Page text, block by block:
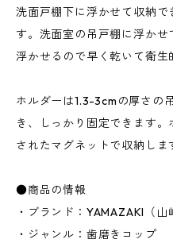
洗面戸棚下に浮かせて収納
す。洗面室の吊戸棚に浮かせ
浮かせるので早く乾いて衛生
ホルダーは1.3-3cmの厚さの
き、しっかり固定できます
されたマグネットで収納しま
●商品の情報
・ブランド：YAMAZAKI（
・ジャンル：歯磨きコップ